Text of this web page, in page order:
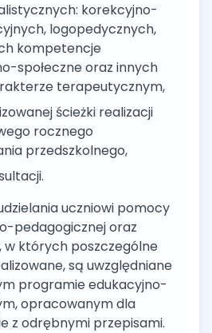
korekcyjno-
logopedycznych,
kompetencje
społeczne oraz innych
terapeutycznym,
ścieżki realizacji
rocznego
przedszkolnego,
uczniowi pomocy
pedagogicznej oraz
w których poszczególne
są uwzględniane
programie edukacyjno-
opracowanym dla
z odrębnymi przepisami.